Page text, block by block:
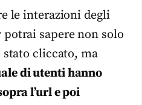
le interazioni degli
sapere non solo
cliccato, ma
di utenti hanno
l’url e poi